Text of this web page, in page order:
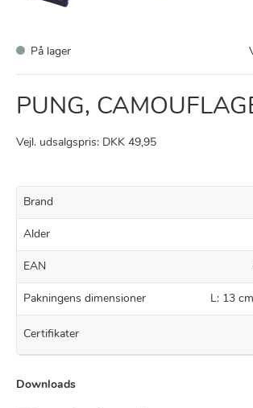
På lager
PUNG,
Vejl. udsalgspris: DKK 49,95
Brand
Alder
EAN
Pakningens dimensioner L: 13
Certifikater
Downloads